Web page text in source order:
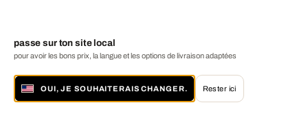
passe sur ton site local
pour avoir les bons prix, la langue et les options de livraison adaptées
OUI, JE SOUHAITERAIS CHANGER. Rester ici